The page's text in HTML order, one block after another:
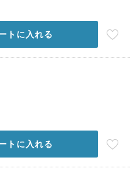
トに入れる
トに入れる